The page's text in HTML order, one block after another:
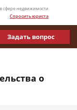
сфере недвижимости
Спросить юриста
Задать вопрос
о